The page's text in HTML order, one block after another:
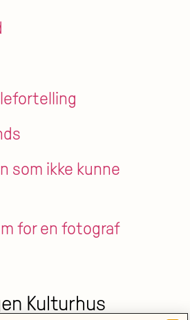
som ikke kunne
for en fotograf
Kulturhus